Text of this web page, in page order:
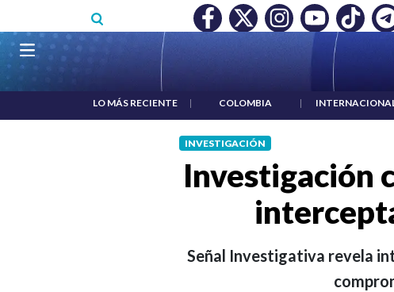
MÍNIMO NO DESTRUYÓ EMPLEO: JP MORGAN | "HABLAR NO ES UN
Navegación principal
LO MÁS RECIENTE | COLOMBIA |
INVESTIGACIÓN
Investigación
Señal Investigativa revela